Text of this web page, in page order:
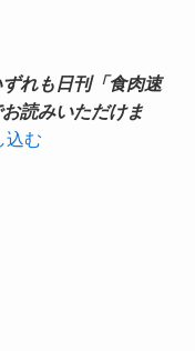
れも日刊「食肉速
読みいただけま
込む